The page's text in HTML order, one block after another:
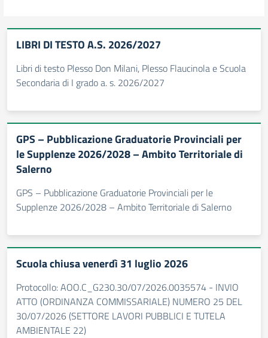
LIBRI DI TESTO A.S. 2026/2027
Libri di testo Plesso Don Milani, Plesso Flaucinola e Scuola
Secondaria di I grado a. s. 2026/2027
GPS – Pubblicazione Graduatorie Provinciali per
le Supplenze 2026/2028 – Ambito Territoriale di
Salerno
GPS – Pubblicazione Graduatorie Provinciali per le
Supplenze 2026/2028 – Ambito Territoriale di Salerno
Scuola chiusa venerdì 31 luglio 2026
Protocollo: AOO.C_G230.30/07/2026.0035574 - INVIO
ATTO (ORDINANZA COMMISSARIALE) NUMERO 25 DEL
30/07/2026 (SETTORE LAVORI PUBBLICI E TUTELA
AMBIENTALE 22)